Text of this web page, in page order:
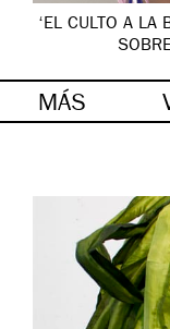
‘EL CULTO A LA
MÁS